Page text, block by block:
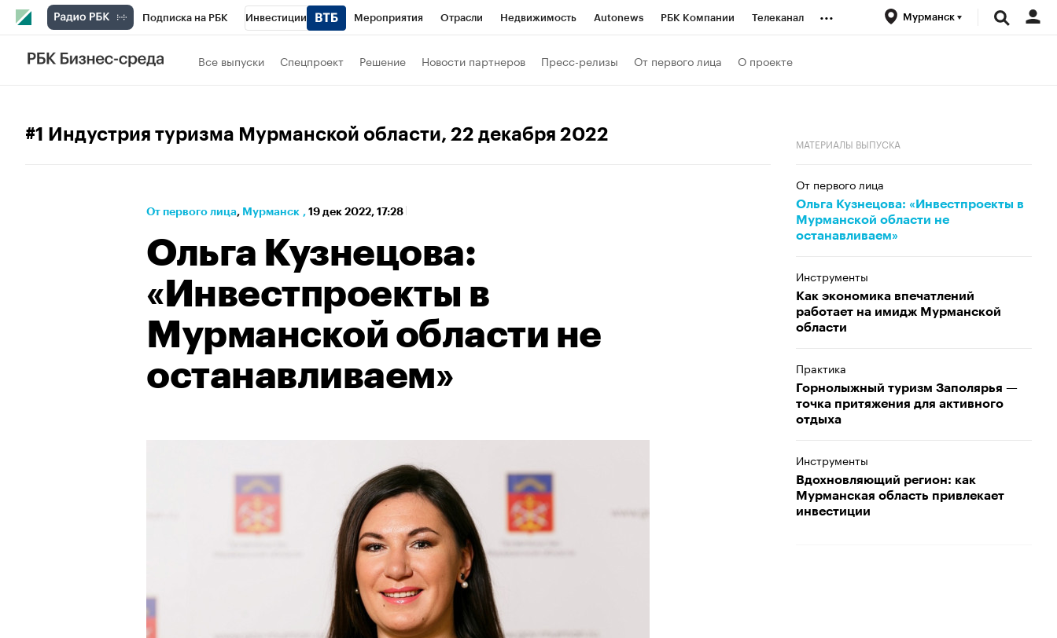
Подписка на РБК Инвестиции Мероприятия Отрасли Недвижимость Autonews РБК Компании Телеканал
РБК Вино
Газета Конференции СПб
... Мурманск
Все выпуски Спецпроект Решение Новости партнеров Пресс-релизы От первого лица О проекте
#1 Индустрия туризма Мурманской области, 22 декабря 2022
От первого лица⁠, Мурманск , 19 дек 2022, 17:28
Ольга Кузнецова:
«Инвестпроекты в
Мурманской области не
останавливаем»
МАТЕРИАЛЫ ВЫПУСКА
От первого лица
Ольга Кузнецова: «Инвестпроекты в
Мурманской области не
останавливаем»
Инструменты
Как экономика впечатлений
работает на имидж Мурманской
области
Практика
Горнолыжный туризм Заполярья —
точка притяжения для активного
отдыха
Инструменты
Вдохновляющий регион: как
Мурманская область привлекает
инвестиции